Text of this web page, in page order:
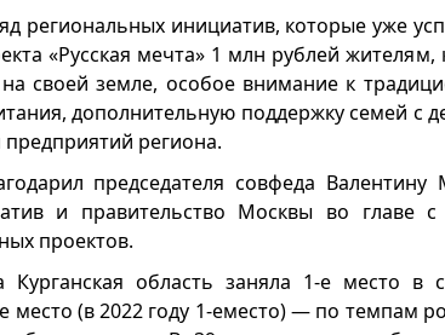
региональных инициатив, которые уже
«Русская мечта» 1 млн рублей жителям,
своей земле, особое внимание к
дополнительную поддержку семей с
региона.
председателя совфеда Валентину
и правительство Москвы во главе
проектов.
Курганская область заняла 1-е место в
место (в 2022 году 1-еместо) — по темпам